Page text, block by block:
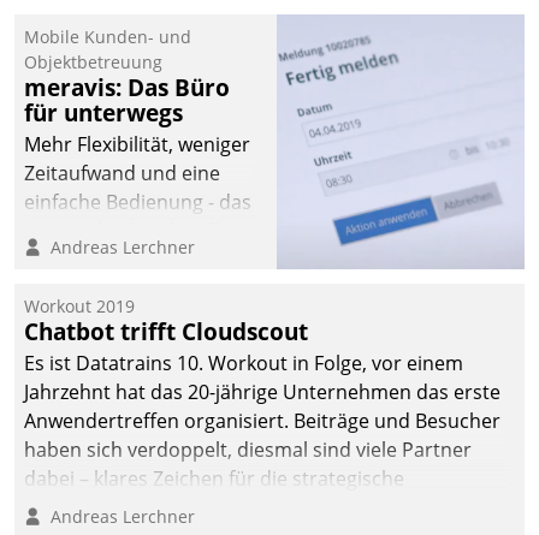
Die monatlichen
Mitteilungen zum
Heizungs- und
Wasserverbrauch gehen
automatisiert, vollständig
und auf Wunsch über
mehrere zuvor
Kommunikationswege bei
Mobile Kunden- und
Objektbetreuung
meravis: Das Büro
für unterwegs
Mehr Flexibilität, weniger
Zeitaufwand und eine
einfache Bedienung - das
Cockpit für mobile
Datatrain. Die meravis
Wohnungsbau- und
Immobilien GmbH hat
sich dabei für den Betrieb
der Lösung über die SAP
Cloud Platform
entschieden - als erstes
Unternehmen am
Andreas Lerchner
Workout 2019
Chatbot trifft Cloudscout
Es ist Datatrains 10. Workout in Folge, vor einem
Jahrzehnt hat das 20-jährige Unternehmen das erste
Anwendertreffen organisiert. Beiträge und Besucher
haben sich verdoppelt, diesmal sind viele Partner
dabei – klares Zeichen für die strategische
Fokussierung auf den Kunden.
Andreas Lerchner